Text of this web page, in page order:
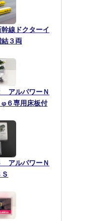
線ドクターイ
３両
アルパワーＮ
６専用床板付
アルパワーＮ